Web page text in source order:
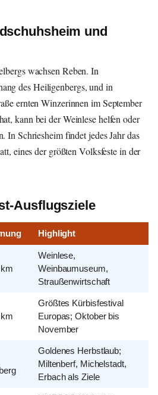
und
wachsen Reben. In
des Heiligenbergs, und in
ernten Winzerinnen im September
kann bei der Weinlese helfen oder
In Schriesheim findet jedes Jahr das
eines der größten Volksfeste in der
Ausflugsziele
Highlight
Weinlese,
Weinbaumuseum,
Straußenwirtschaft
Größtes Kürbisfestival
Europas; Oktober bis
November
Goldenes Herbstlaub;
Miltenberf, Michelstadt,
Erbach als Ziele